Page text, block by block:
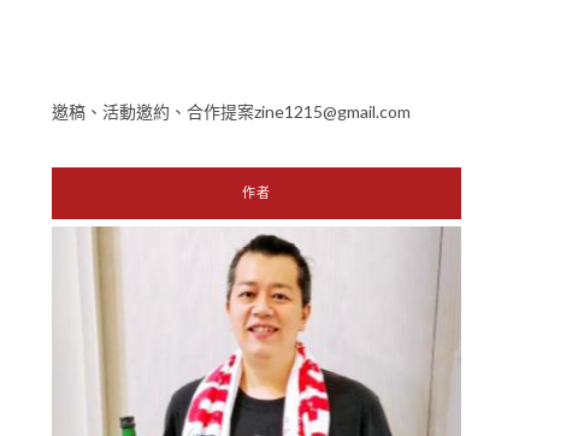
邀稿、活動邀約、合作提案zine1215@gmail.com
作者